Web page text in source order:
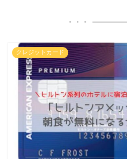
クレジットカード